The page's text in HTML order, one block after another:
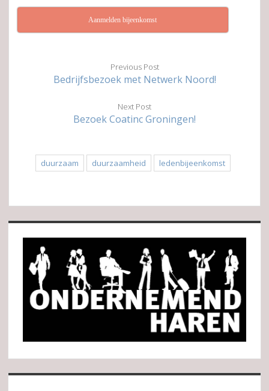
Aanmelden bijeenkomst
Previous Post
Bedrijfsbezoek met Netwerk Noord!
Next Post
Bezoek Coatinc Groningen!
duurzaam duurzaamheid ledenbijeenkomst
Sidebar